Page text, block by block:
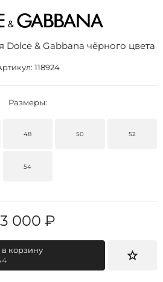
& Gabbana чёрного цвета
118924
Размеры:
48 50 52
54
3 000 ₽
корзину